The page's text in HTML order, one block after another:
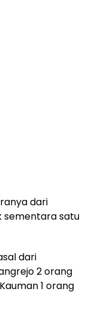
dari
sementara satu
dari
2 orang
1 orang